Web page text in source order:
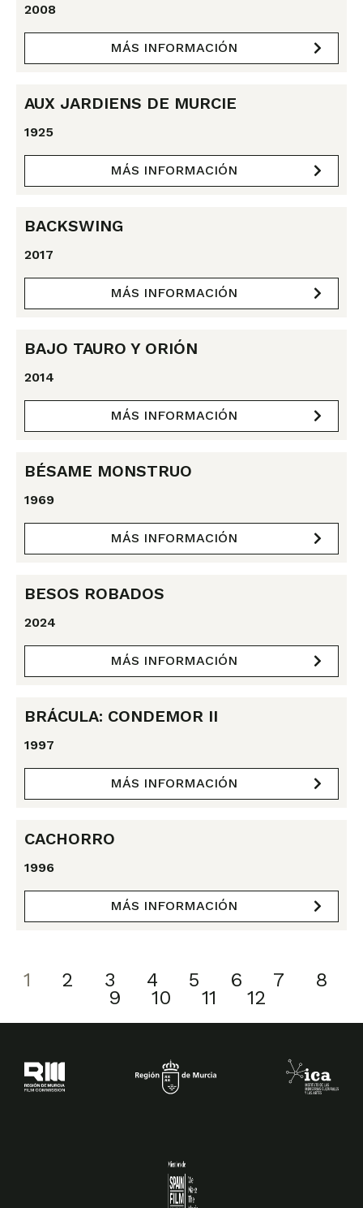
2008
MÁS INFORMACIÓN
AUX JARDIENS DE MURCIE
1925
MÁS INFORMACIÓN
BACKSWING
2017
MÁS INFORMACIÓN
BAJO TAURO Y ORIÓN
2014
MÁS INFORMACIÓN
BÉSAME MONSTRUO
1969
MÁS INFORMACIÓN
BESOS ROBADOS
2024
MÁS INFORMACIÓN
BRÁCULA: CONDEMOR II
1997
MÁS INFORMACIÓN
CACHORRO
1996
MÁS INFORMACIÓN
1 2 3 4 5 6 7 8
9 10 11 12